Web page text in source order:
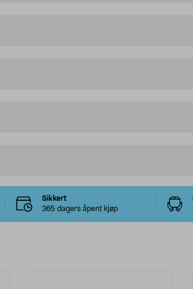
Sikkert
365 dagers åpent kjøp